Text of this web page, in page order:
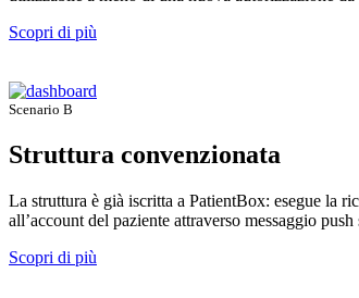
Scopri di più
Scenario B
Struttura convenzionata
La struttura è già iscritta a PatientBox: esegue la
all’account del paziente attraverso messaggio
Scopri di più